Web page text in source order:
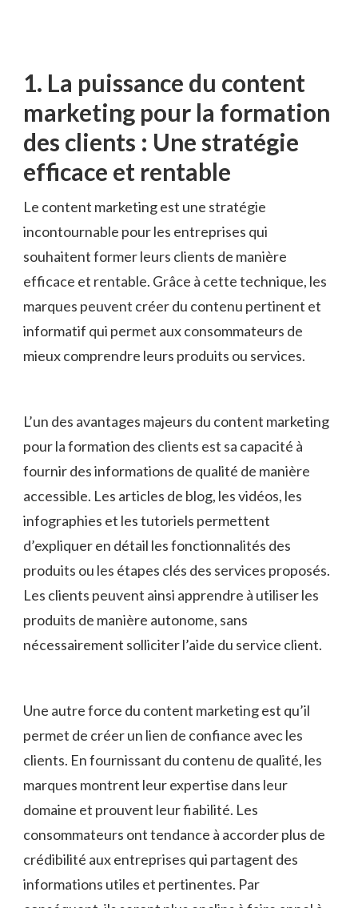
1.⁣ La puissance du ‍content
marketing pour la formation
des clients : Une stratégie⁤
efficace et rentable
Le content marketing ‌est une stratégie
incontournable ⁣pour les entreprises qui
souhaitent former leurs clients ⁣de manière‌
efficace et rentable. Grâce à cette technique, les⁣
marques peuvent créer⁣ du contenu pertinent et
informatif qui ​permet aux consommateurs de
mieux​ comprendre leurs produits ou services.
L’un ⁣des ⁢avantages majeurs du content⁤ marketing
pour la ​formation ⁢des clients est ​sa capacité à
fournir ‍des informations de ​qualité de manière
accessible. Les articles de blog, les vidéos, les
infographies ‌et les tutoriels permettent
d’expliquer en détail les fonctionnalités des⁣
produits ou les ‌étapes clés des services proposés.​
Les‌ clients peuvent ainsi apprendre à utiliser les
produits⁣ de manière autonome, sans
nécessairement ‌solliciter‌ l’aide du⁢ service client.
Une autre force du content marketing est‌ qu’il
⁤permet de ​créer un ‍lien de confiance avec ‌les
clients. En fournissant du contenu de qualité, les
marques montrent leur​ expertise dans leur
domaine ⁣et prouvent leur fiabilité. Les
consommateurs ont tendance à accorder‌ plus de
crédibilité aux entreprises qui partagent des‍
informations utiles et pertinentes. Par